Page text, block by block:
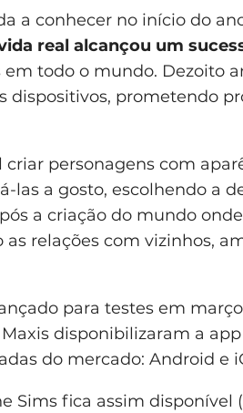
a conhecer no início do
real alcançou um
todo o mundo. Dezoito
dispositivos, prometendo
criar personagens com
las a gosto, escolhendo a
a criação do mundo
relações com vizinhos,
para testes em
disponibilizaram a
do mercado: Android e
Sims fica assim